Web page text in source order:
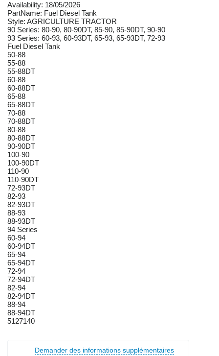
Availability: 18/05/2026
PartName: Fuel Diesel Tank
Style: AGRICULTURE TRACTOR
90 Series: 80-90, 80-90DT, 85-90, 85-90DT, 90-90
93 Series: 60-93, 60-93DT, 65-93, 65-93DT, 72-93
Fuel Diesel Tank
50-88
55-88
55-88DT
60-88
60-88DT
65-88
65-88DT
70-88
70-88DT
80-88
80-88DT
90-90DT
100-90
100-90DT
110-90
110-90DT
72-93DT
82-93
82-93DT
88-93
88-93DT
94 Series
60-94
60-94DT
65-94
65-94DT
72-94
72-94DT
82-94
82-94DT
88-94
88-94DT
5127140
Demander des informations supplémentaires